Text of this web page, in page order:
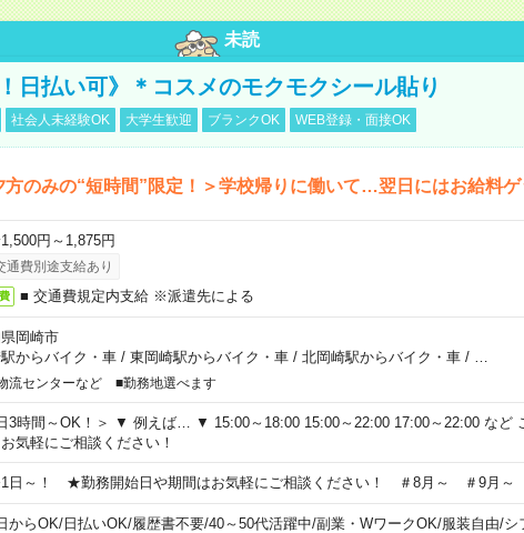
未読
日払い可》＊コスメのモクモクシール貼り
社会人未経験OK 大学生歓迎 ブランクOK WEB登録・面接OK
方のみの“短時間”限定！＞学校帰りに働いて…翌日にはお給料ゲ
円～1,875円
通費別途支給あり
■ 交通費規定内支給 ※派遣先による
岡崎市
からバイク・車/ 東岡崎駅からバイク・車/ 北岡崎駅からバイク・車/
流センターなど ■勤務地選べます
3時間～OK！＞ ▼ 例えば… ▼ 15:00～18:00 15:00～22:00 17:00～22:00 など
気軽にご相談ください！
1日～！ ★勤務開始日や期間はお気軽にご相談ください！ ＃8月～ ＃9月～
からOK/日払いOK/履歴書不要/40～50代活躍中/副業・WワークOK/服装自由/シ